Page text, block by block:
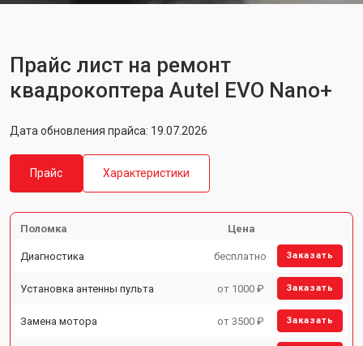
Прайс лист на ремонт
квадрокоптера Autel EVO Nano+
Дата обновления прайса: 19.07.2026
Прайс Характеристики
Поломка Цена
Диагностика бесплатно Заказать
Установка антенны пульта от 1000 ₽ Заказать
Замена мотора от 3500 ₽ Заказать